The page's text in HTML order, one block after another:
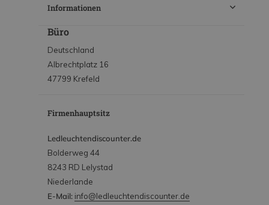
Informationen
Büro
Deutschland
Albrechtplatz 16
47799 Krefeld
Firmenhauptsitz
Ledleuchtendiscounter.de
Bolderweg 44
8243 RD Lelystad
Niederlande
E-Mail: info@ledleuchtendiscounter.de